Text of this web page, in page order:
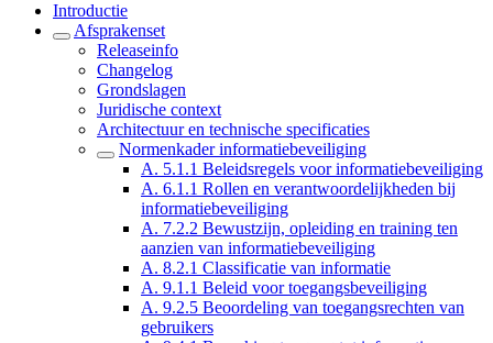
Introductie
Afsprakenset
Releaseinfo
Changelog
Grondslagen
Juridische context
Architectuur en technische specificaties
Normenkader informatiebeveiliging
A. 5.1.1 Beleidsregels voor informatiebeveiliging
A. 6.1.1 Rollen en verantwoordelijkheden bij
informatiebeveiliging
A. 7.2.2 Bewustzijn, opleiding en training ten
aanzien van informatiebeveiliging
A. 8.2.1 Classificatie van informatie
A. 9.1.1 Beleid voor toegangsbeveiliging
A. 9.2.5 Beoordeling van toegangsrechten van
gebruikers